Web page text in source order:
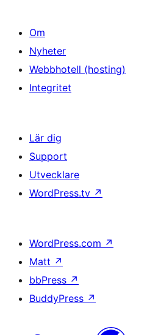
Om
Nyheter
Webbhotell (hosting)
Integritet
Lär dig
Support
Utvecklare
WordPress.tv ↗
WordPress.com ↗
Matt ↗
bbPress ↗
BuddyPress ↗